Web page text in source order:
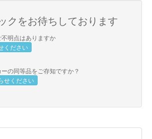
クをお待ちしております
明点はありますか
ください
の同等品をご存知ですか？
せください